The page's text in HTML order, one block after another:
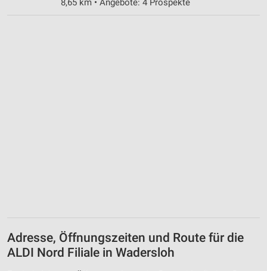
8,65 km • Angebote: 4 Prospekte
Adresse, Öffnungszeiten und Route für die
ALDI Nord Filiale in Wadersloh